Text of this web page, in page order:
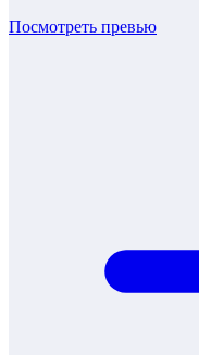
Посмотреть превью